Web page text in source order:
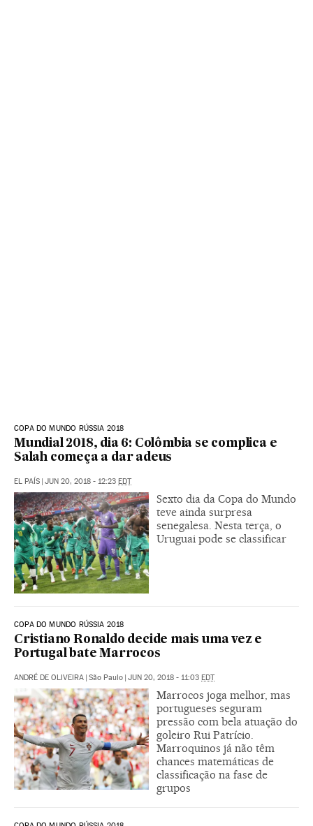
COPA DO MUNDO RÚSSIA 2018
Mundial 2018, dia 6: Colômbia se complica e
Salah começa a dar adeus
EL PAÍS JUN 20, 2018 - 12:23 EDT
Sexto dia da Copa do Mundo
teve ainda surpresa
senegalesa. Nesta terça, o
Uruguai pode se classificar
COPA DO MUNDO RÚSSIA 2018
Cristiano Ronaldo decide mais uma vez e
Portugal bate Marrocos
ANDRÉ DE OLIVEIRA São Paulo JUN 20, 2018 - 11:03 EDT
Marrocos joga melhor, mas
portugueses seguram
pressão com bela atuação do
goleiro Rui Patrício.
Marroquinos já não têm
chances matemáticas de
classificação na fase de
grupos